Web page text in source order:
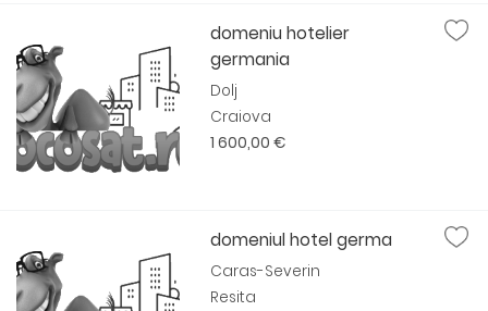
domeniu hotelier
germania
Dolj
Craiova
1 600,00 €
domeniul hotel germa
Caras-Severin
Resita